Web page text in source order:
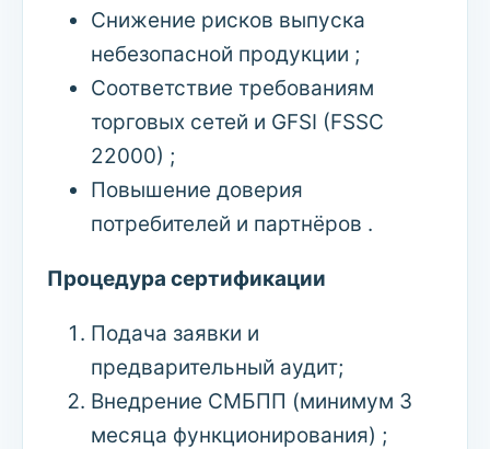
Снижение рисков выпуска
небезопасной продукции ;
Соответствие требованиям
торговых сетей и GFSI (FSSC
22000) ;
Повышение доверия
потребителей и партнёров .
Процедура сертификации
Подача заявки и
предварительный аудит;
Внедрение СМБПП (минимум 3
месяца функционирования) ;